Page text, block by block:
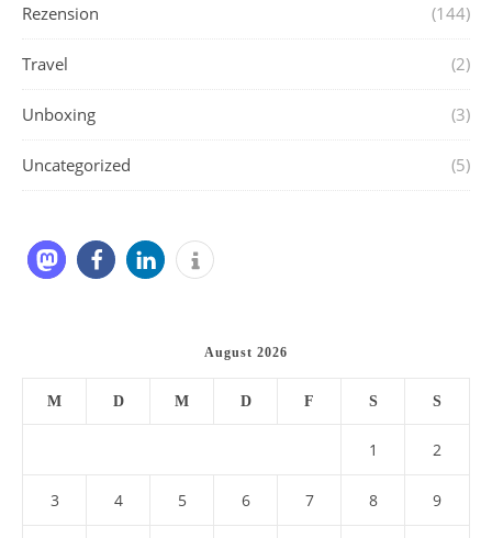
Rezension (144)
Travel (2)
Unboxing (3)
Uncategorized (5)
August 2026
M D M D F S S
1 2
3 4 5 6 7 8 9